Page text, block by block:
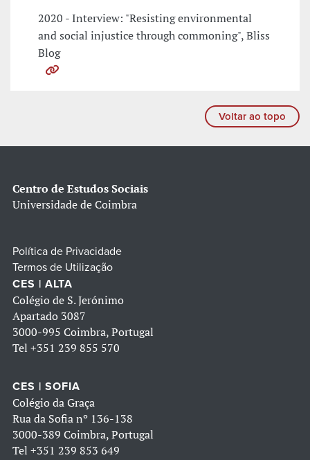
2020 - Interview: "Resisting environmental
and social injustice through commoning", Bliss
Blog
Voltar ao topo
Centro de Estudos Sociais
Universidade de Coimbra
Política de Privacidade
Termos de Utilização
CES | ALTA
Colégio de S. Jerónimo
Apartado 3087
3000-995 Coimbra, Portugal
Tel +351 239 855 570
CES | SOFIA
Colégio da Graça
Rua da Sofia nº 136-138
3000-389 Coimbra, Portugal
Tel +351 239 853 649